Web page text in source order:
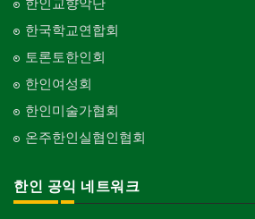
한국학교연합회
토론토한인회
한인여성회
한인미술가협회
온주한인실협인협회
한인 공익 네트워크